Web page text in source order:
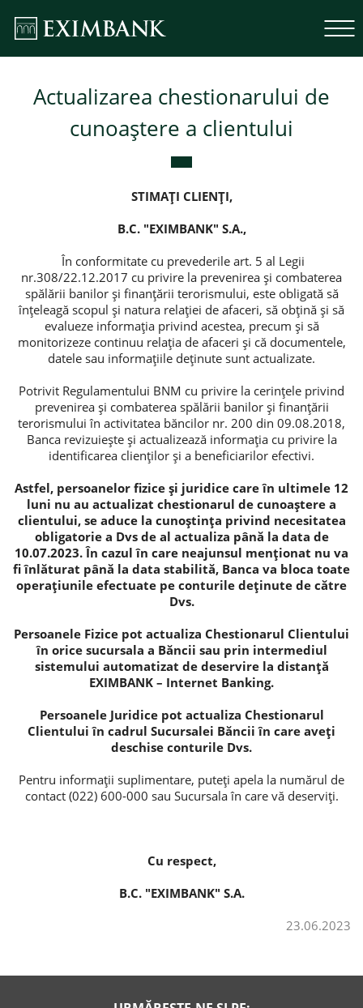
Credite de consum
Credite ipotecare
Actualizarea chestionarului de
cunoaștere a clientului
STIMAȚI CLIENȚI,
B.C. "EXIMBANK" S.A.,
În conformitate cu prevederile art. 5 al Legii
nr.308/22.12.2017 cu privire la prevenirea și combaterea
spălării banilor și finanțării terorismului, este obligată să
înţeleagă scopul şi natura relaţiei de afaceri, să obţină şi să
evalueze informaţia privind acestea, precum și să
monitorizeze continuu relaţia de afaceri şi că documentele,
datele sau informaţiile deţinute sunt actualizate.
Potrivit Regulamentului BNM cu privire la cerinţele privind
prevenirea şi combaterea spălării banilor şi finanţării
terorismului în activitatea băncilor nr. 200 din 09.08.2018,
Banca revizuieşte şi actualizează informaţia cu privire la
identificarea clienţilor şi a beneficiarilor efectivi.
Astfel, persoanelor fizice și juridice care în ultimele 12
luni nu au actualizat chestionarul de cunoaștere a
clientului, se aduce la cunoștința privind necesitatea
obligatorie a Dvs de al actualiza până la data de
10.07.2023. În cazul în care neajunsul menționat nu va
fi înlăturat până la data stabilită, Banca va bloca toate
operațiunile efectuate pe conturile deținute de către
Dvs.
Persoanele Fizice pot actualiza Chestionarul Clientului
în orice sucursala a Băncii sau prin intermediul
sistemului automatizat de deservire la distanță
EXIMBANK – Internet Banking.
Persoanele Juridice pot actualiza Chestionarul
Clientului în cadrul Sucursalei Băncii în care aveți
deschise conturile Dvs.
Pentru informații suplimentare, puteți apela la numărul de
contact (022) 600-000 sau Sucursala în care vă deserviți.
Cu respect,
B.C. "EXIMBANK" S.A.
23.06.2023